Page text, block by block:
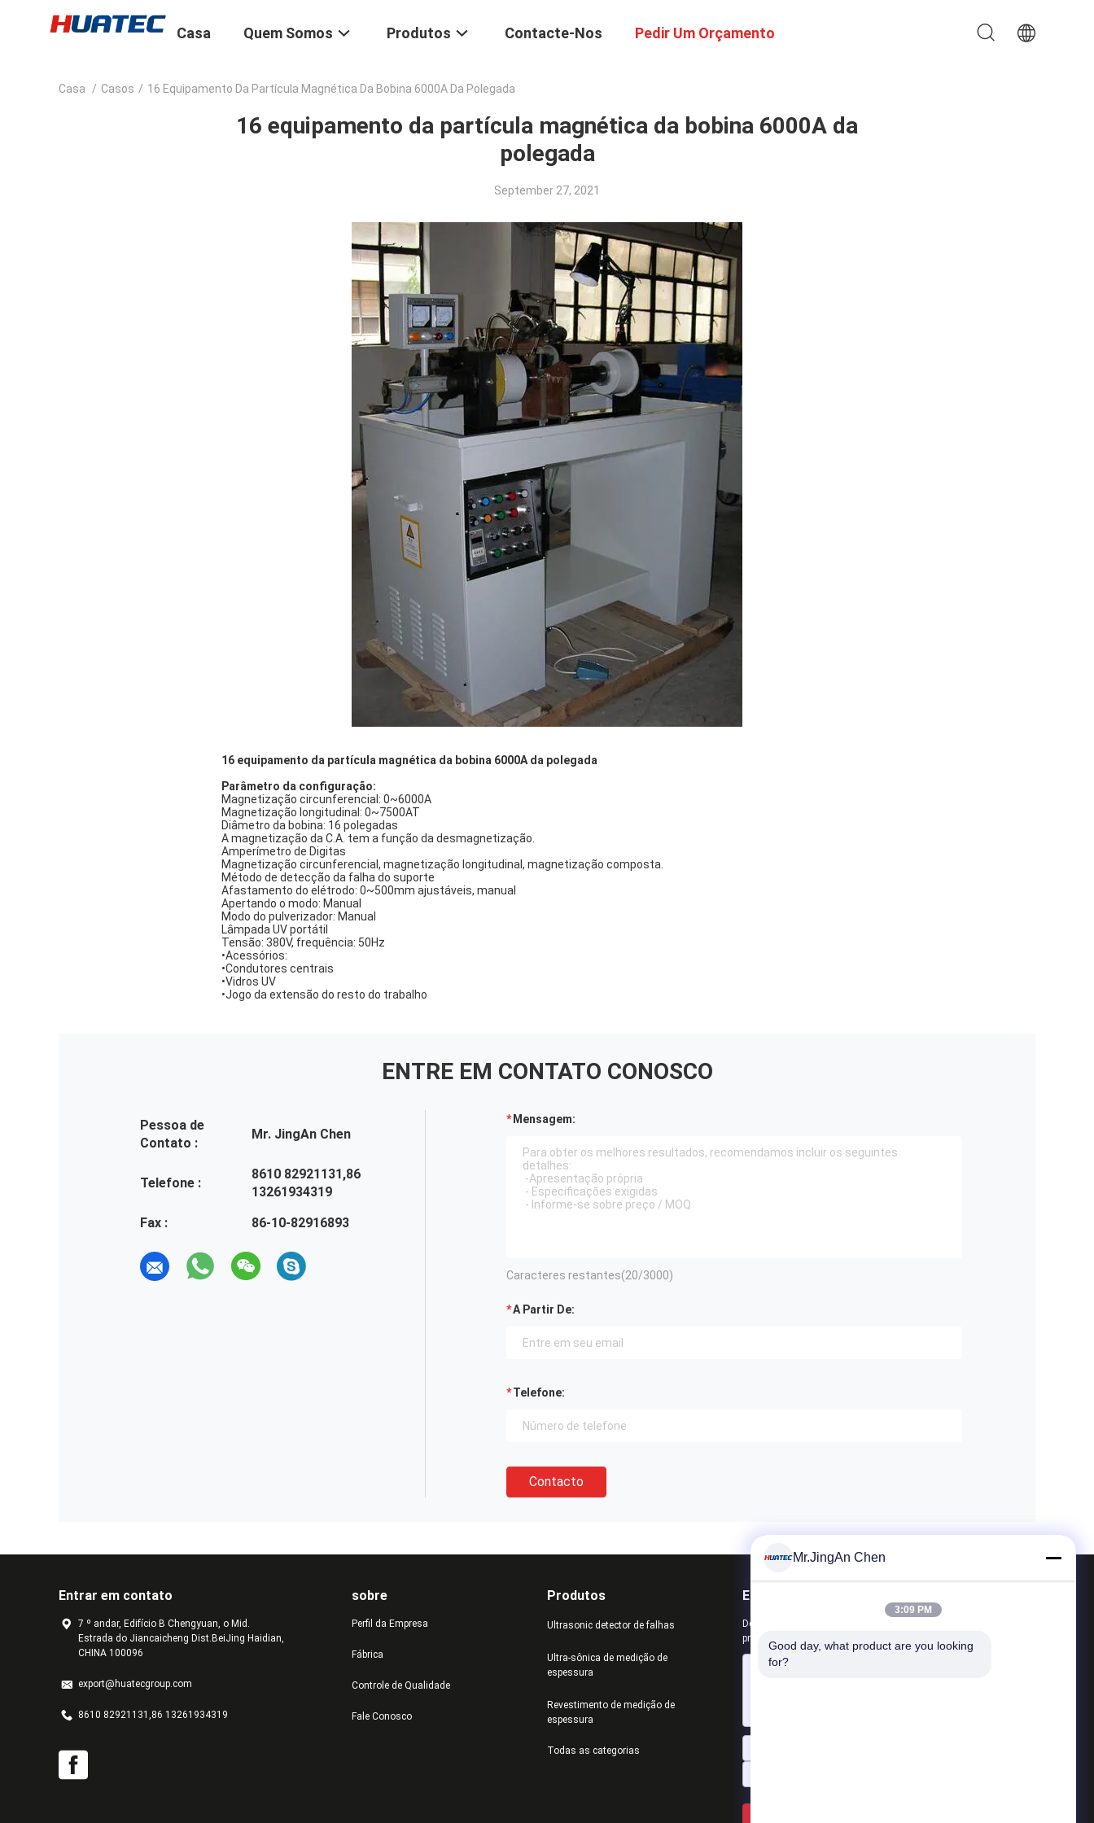
Casa Quem Somos Produtos Contacte-Nos Pedir Um Orçamento
Casa / Casos / 16 Equipamento Da Partícula Magnética Da Bobina 6000A Da Polegada
16 equipamento da partícula magnética da bobina 6000A da
polegada
September 27, 2021
16 equipamento da partícula magnética da bobina 6000A da polegada
Parâmetro da configuração:
Magnetização circunferencial: 0~6000A
Magnetização longitudinal: 0~7500AT
Diâmetro da bobina: 16 polegadas
A magnetização da C.A. tem a função da desmagnetização.
Amperímetro de Digitas
Magnetização circunferencial, magnetização longitudinal, magnetização composta.
Método de detecção da falha do suporte
Afastamento do elétrodo: 0~500mm ajustáveis, manual
Apertando o modo: Manual
Modo do pulverizador: Manual
Lâmpada UV portátil
Tensão: 380V, frequência: 50Hz
•Acessórios:
•Condutores centrais
•Vidros UV
•Jogo da extensão do resto do trabalho
ENTRE EM CONTATO CONOSCO
Pessoa de
Contato :
Mr. JingAn Chen
Telefone :
8610 82921131,86
13261934319
Fax :
86-10-82916893
Mensagem:
Caracteres restantes(20/3000)
A Partir De:
Telefone:
Contacto
Entrar em contato
7 º andar, Edifício B Chengyuan, o Mid.
Estrada do Jiancaicheng Dist.BeiJing Haidian,
CHINA 100096
export@huatecgroup.com
8610 82921131,86 13261934319
sobre
Perfil da Empresa
Fábrica
Controle de Qualidade
Fale Conosco
Produtos
Ultrasonic detector de falhas
Ultra-sônica de medição de
espessura
Revestimento de medição de
espessura
Todas as categorias
Envie-nos
Deixe-nos saber sua necessidade. Vamos conectar os melhores
produtos com você.
Mr.JingAn Chen
3:09 PM
Good day, what product are you looking
for?